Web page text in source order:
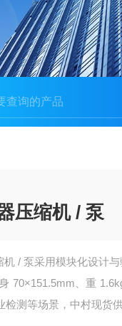
压缩机 / 泵
/ 泵采用模块化设计
70×151.5mm、重
测等场景，中村现货